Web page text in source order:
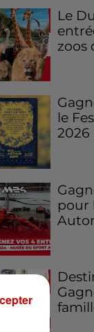
Le
zoos
le
2026
pour